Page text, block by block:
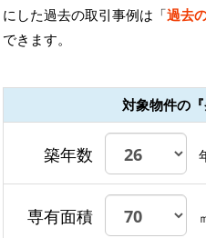
にした過去の取引事例は「過去
できます。
対象物件の
築年数
専有面積